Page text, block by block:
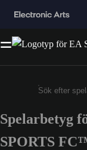
Ange
Spelarbetyg
SPORTS